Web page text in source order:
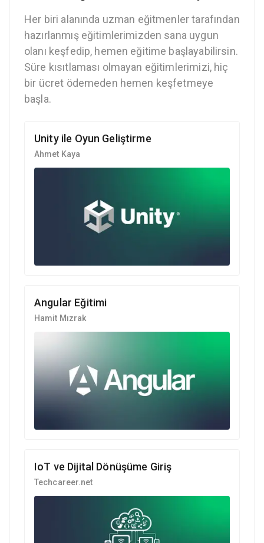
Her biri alanında uzman eğitmenler tarafından
hazırlanmış eğitimlerimizden sana uygun
olanı keşfedip, hemen eğitime başlayabilirsin.
Süre kısıtlaması olmayan eğitimlerimizi, hiç
bir ücret ödemeden hemen keşfetmeye
başla.
Unity ile Oyun Geliştirme
Ahmet Kaya
Angular Eğitimi
Hamit Mızrak
IoT ve Dijital Dönüşüme Giriş
Techcareer.net